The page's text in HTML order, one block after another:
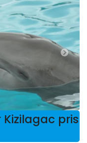
pris